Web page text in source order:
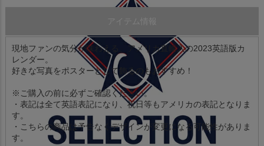
アイテム情報
現地ファンの気分が味わえる、アメリカ直輸入の2023英語版カ
レンダー。
好きな写真をポスターとして飾るのもおすすめ！
※ご購入の前に必ずご確認ください。
・表記は全て英語表記になり、祝日等もアメリカの表記となりま
す。
・こちらの商品は予告なくデザインが変更になる可能性がありま
す。